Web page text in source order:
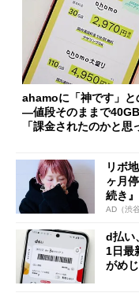
ahamoに「神です」
―値段そのままで
「課金されたのかと思
リボ
ヶ月
続き
AD（渋
d払い
1日最
がめ